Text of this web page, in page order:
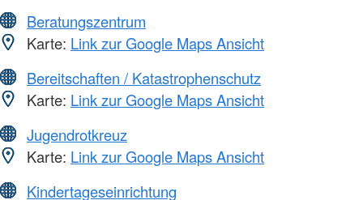
Beratungszentrum
Karte: Link zur Google Maps Ansicht
Bereitschaften / Katastrophenschutz
Karte: Link zur Google Maps Ansicht
Jugendrotkreuz
Karte: Link zur Google Maps Ansicht
Kindertageseinrichtung